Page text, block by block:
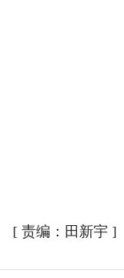
[ 责编：田新宇 ]